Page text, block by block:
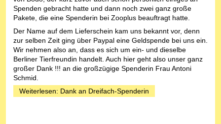
Spenden gebracht hatte und dann noch zwei ganz große
Pakete, die eine Spenderin bei Zooplus beauftragt hatte.
Der Name auf dem Lieferschein kam uns bekannt vor, denn
zur selben Zeit ging über Paypal eine Geldspende bei uns ein.
Wir nehmen also an, dass es sich um ein- und dieselbe
Berliner Tierfreundin handelt. Auch hier geht also unser ganz
großer Dank !!! an die großzügige Spenderin Frau Antoni
Schmid.
Weiterlesen: Dank an Dreifach-Spenderin